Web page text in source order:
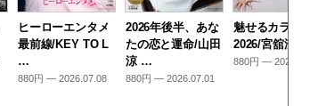
ヒーローエンタメ
最前線/KEY TO L
…
880円 — 2026.07.08
2026年後半、あな
たの恋と運命/山田
涼 …
880円 — 2026.07.01
魅せるカラダ
2026/宮舘涼太
880円 — 2026.06.24